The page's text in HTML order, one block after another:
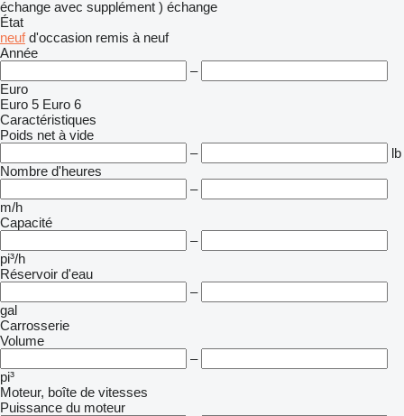
échange avec supplément ) échange
État
neuf d'occasion remis à neuf
Année
–
Euro
Euro 5 Euro 6
Caractéristiques
Poids net à vide
–
lb
Nombre d'heures
–
m/h
Capacité
–
pi³/h
Réservoir d'eau
–
gal
Carrosserie
Volume
–
pi³
Moteur, boîte de vitesses
Puissance du moteur